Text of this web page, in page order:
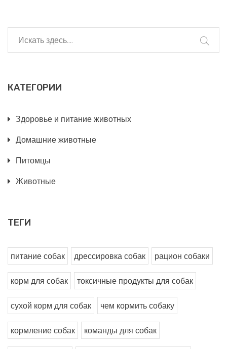
КАТЕГОРИИ
Здоровье и питание животных
Домашние животные
Питомцы
Животные
ТЕГИ
питание собак дрессировка собак рацион собаки
корм для собак токсичные продукты для собак
сухой корм для собак чем кормить собаку
кормление собак команды для собак